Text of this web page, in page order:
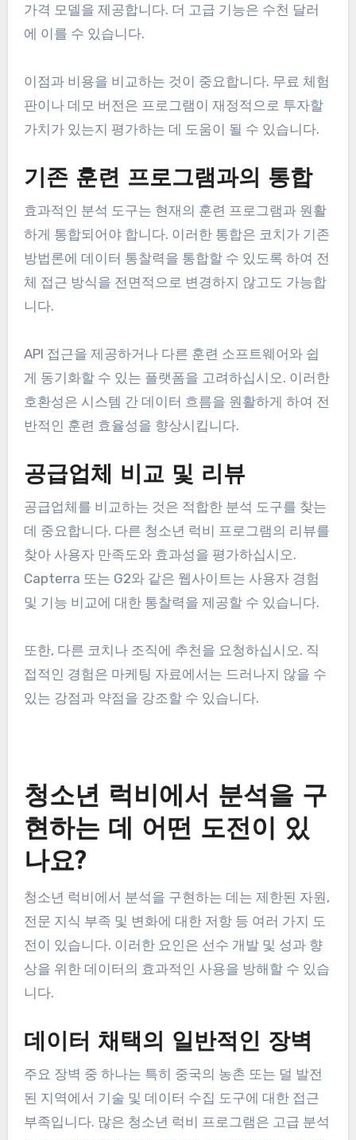
가격 모델을 제공합니다. 더 고급 기능은 수천 달러
에 이를 수 있습니다.
이점과 비용을 비교하는 것이 중요합니다. 무료 체험
판이나 데모 버전은 프로그램이 재정적으로 투자할
가치가 있는지 평가하는 데 도움이 될 수 있습니다.
기존 훈련 프로그램과의 통합
효과적인 분석 도구는 현재의 훈련 프로그램과 원활
하게 통합되어야 합니다. 이러한 통합은 코치가 기존
방법론에 데이터 통찰력을 통합할 수 있도록 하여 전
체 접근 방식을 전면적으로 변경하지 않고도 가능합
니다.
API 접근을 제공하거나 다른 훈련 소프트웨어와 쉽
게 동기화할 수 있는 플랫폼을 고려하십시오. 이러한
호환성은 시스템 간 데이터 흐름을 원활하게 하여 전
반적인 훈련 효율성을 향상시킵니다.
공급업체 비교 및 리뷰
공급업체를 비교하는 것은 적합한 분석 도구를 찾는
데 중요합니다. 다른 청소년 럭비 프로그램의 리뷰를
찾아 사용자 만족도와 효과성을 평가하십시오.
Capterra 또는 G2와 같은 웹사이트는 사용자 경험
및 기능 비교에 대한 통찰력을 제공할 수 있습니다.
또한, 다른 코치나 조직에 추천을 요청하십시오. 직
접적인 경험은 마케팅 자료에서는 드러나지 않을 수
있는 강점과 약점을 강조할 수 있습니다.
청소년 럭비에서 분석을 구
현하는 데 어떤 도전이 있
나요?
청소년 럭비에서 분석을 구현하는 데는 제한된 자원,
전문 지식 부족 및 변화에 대한 저항 등 여러 가지 도
전이 있습니다. 이러한 요인은 선수 개발 및 성과 향
상을 위한 데이터의 효과적인 사용을 방해할 수 있습
니다.
데이터 채택의 일반적인 장벽
주요 장벽 중 하나는 특히 중국의 농촌 또는 덜 발전
된 지역에서 기술 및 데이터 수집 도구에 대한 접근
부족입니다. 많은 청소년 럭비 프로그램은 고급 분석